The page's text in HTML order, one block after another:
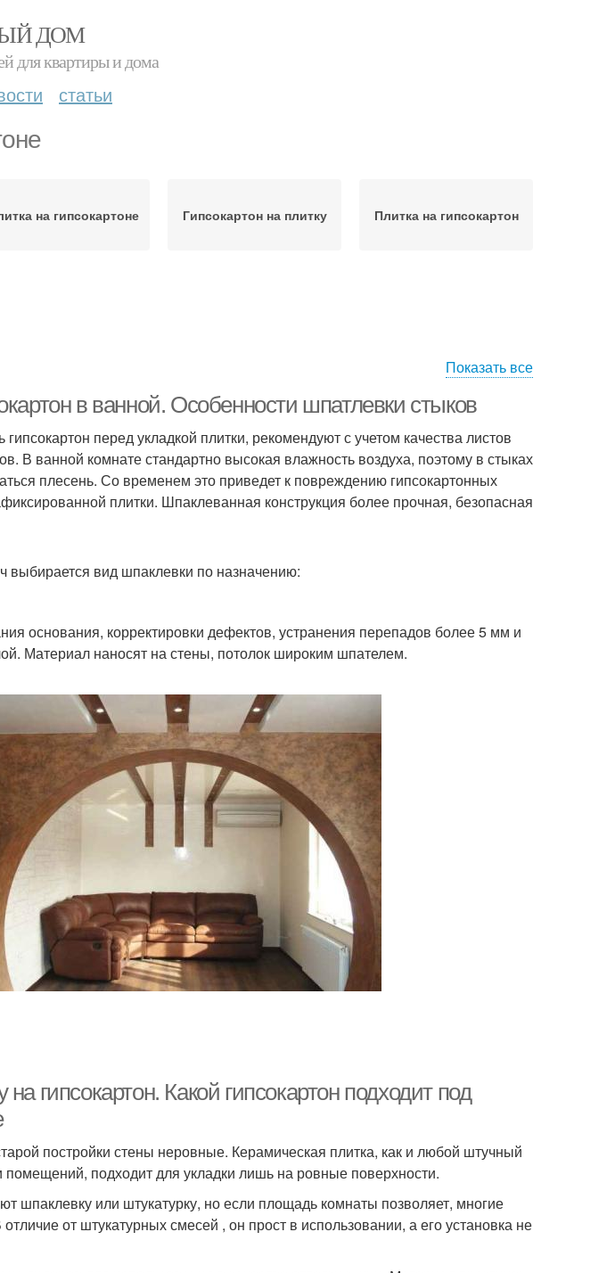
ДОМ
для квартиры и дома
статьи
на гипсокартоне Гипсокартон на плитку Плитка на гипсокартон
Показать все
в ванной. Особенности шпатлевки стыков
перед укладкой плитки, рекомендуют с учетом качества листов
В ванной комнате стандартно высокая влажность воздуха, поэтому в стыках
плесень. Со временем это приведет к повреждению гипсокартонных
плитки. Шпаклеванная конструкция более прочная, безопасная
выбирается вид шпаклевки по назначению:
основания, корректировки дефектов, устранения перепадов более 5 мм и
Материал наносят на стены, потолок широким шпателем.
гипсокартон. Какой гипсокартон подходит под
постройки стены неровные. Керамическая плитка, как и любой штучный
помещений, подходит для укладки лишь на ровные поверхности.
шпаклевку или штукатурку, но если площадь комнаты позволяет, многие
от штукатурных смесей , он прост в использовании, а его установка не